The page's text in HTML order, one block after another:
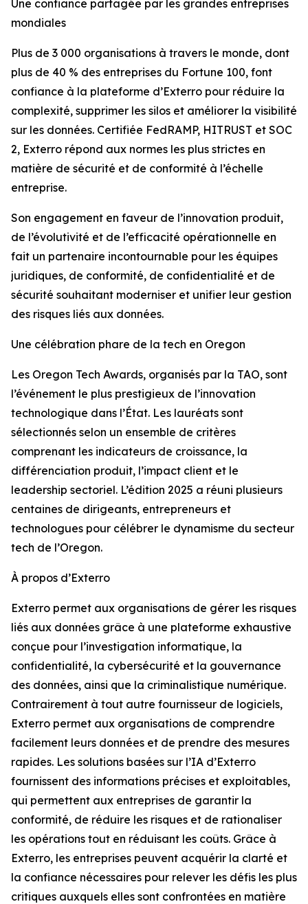
Une confiance partagée par les grandes entreprises
mondiales
Plus de 3 000 organisations à travers le monde, dont
plus de 40 % des entreprises du Fortune 100, font
confiance à la plateforme d’Exterro pour réduire la
complexité, supprimer les silos et améliorer la visibilité
sur les données. Certifiée FedRAMP, HITRUST et SOC
2, Exterro répond aux normes les plus strictes en
matière de sécurité et de conformité à l’échelle
entreprise.
Son engagement en faveur de l’innovation produit,
de l’évolutivité et de l’efficacité opérationnelle en
fait un partenaire incontournable pour les équipes
juridiques, de conformité, de confidentialité et de
sécurité souhaitant moderniser et unifier leur gestion
des risques liés aux données.
Une célébration phare de la tech en Oregon
Les Oregon Tech Awards, organisés par la TAO, sont
l’événement le plus prestigieux de l’innovation
technologique dans l’État. Les lauréats sont
sélectionnés selon un ensemble de critères
comprenant les indicateurs de croissance, la
différenciation produit, l’impact client et le
leadership sectoriel. L’édition 2025 a réuni plusieurs
centaines de dirigeants, entrepreneurs et
technologues pour célébrer le dynamisme du secteur
tech de l’Oregon.
À propos d’Exterro
Exterro permet aux organisations de gérer les risques
liés aux données grâce à une plateforme exhaustive
conçue pour l’investigation informatique, la
confidentialité, la cybersécurité et la gouvernance
des données, ainsi que la criminalistique numérique.
Contrairement à tout autre fournisseur de logiciels,
Exterro permet aux organisations de comprendre
facilement leurs données et de prendre des mesures
rapides. Les solutions basées sur l’IA d’Exterro
fournissent des informations précises et exploitables,
qui permettent aux entreprises de garantir la
conformité, de réduire les risques et de rationaliser
les opérations tout en réduisant les coûts. Grâce à
Exterro, les entreprises peuvent acquérir la clarté et
la confiance nécessaires pour relever les défis les plus
critiques auxquels elles sont confrontées en matière